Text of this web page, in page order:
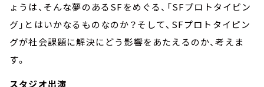
ょうは、そんな夢のあるSFをめぐる、「SFプロトタイピン
グ」とはいかなるものなのか？そして、SFプロトタイピン
グが社会課題に解決にどう影響をあたえるのか、考えま
す。
スタジオ出演